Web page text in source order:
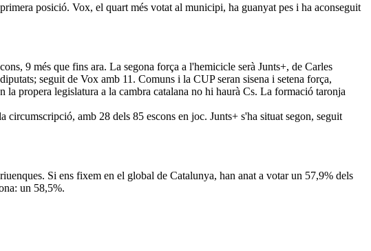
posició. Vox, el quart més votat al municipi, ha guanyat pes i ha aconseguit
9 més que fins ara. La segona força a l'hemicicle serà Junts+, de Carles
seguit de Vox amb 11. Comuns i la CUP seran sisena i setena força,
propera legislatura a la cambra catalana no hi haurà Cs. La formació taronja
amb 28 dels 85 escons en joc. Junts+ s'ha situat segon, seguit
Si ens fixem en el global de Catalunya, han anat a votar un 57,9% dels
un 58,5%.